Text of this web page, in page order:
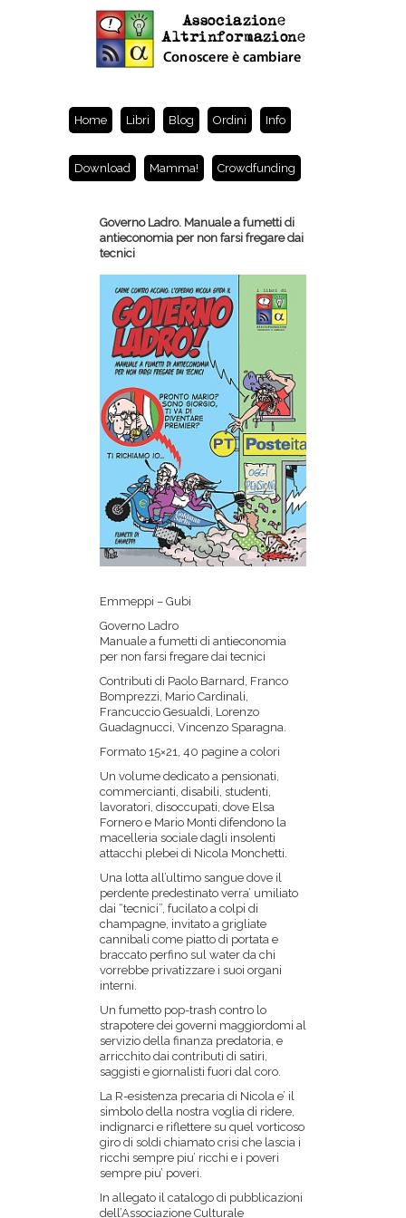
Home Libri Blog Ordini Info
Download Mamma! Crowdfunding
Governo Ladro. Manuale a fumetti di
antieconomia per non farsi fregare dai
tecnici
Emmeppi – Gubi
Governo Ladro
Manuale a fumetti di antieconomia
per non farsi fregare dai tecnici
Contributi di Paolo Barnard, Franco
Bomprezzi, Mario Cardinali,
Francuccio Gesualdi, Lorenzo
Guadagnucci, Vincenzo Sparagna.
Formato 15×21, 40 pagine a colori
Un volume dedicato a pensionati,
commercianti, disabili, studenti,
lavoratori, disoccupati, dove Elsa
Fornero e Mario Monti difendono la
macelleria sociale dagli insolenti
attacchi plebei di Nicola Monchetti.
Una lotta all’ultimo sangue dove il
perdente predestinato verra’ umiliato
dai “tecnici”, fucilato a colpi di
champagne, invitato a grigliate
cannibali come piatto di portata e
braccato perfino sul water da chi
vorrebbe privatizzare i suoi organi
interni.
Un fumetto pop-trash contro lo
strapotere dei governi maggiordomi al
servizio della finanza predatoria, e
arricchito dai contributi di satiri,
saggisti e giornalisti fuori dal coro.
La R-esistenza precaria di Nicola e’ il
simbolo della nostra voglia di ridere,
indignarci e riflettere su quel vorticoso
giro di soldi chiamato crisi che lascia i
ricchi sempre piu’ ricchi e i poveri
sempre piu’ poveri.
In allegato il catalogo di pubblicazioni
dell’Associazione Culturale